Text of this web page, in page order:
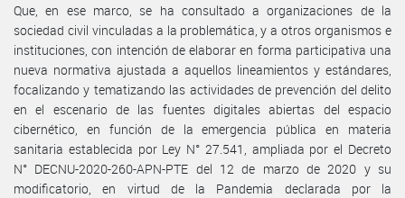
Que, en ese marco, se ha consultado a organizaciones de la
sociedad civil vinculadas a la problemática, y a otros organismos e
instituciones, con intención de elaborar en forma participativa una
nueva normativa ajustada a aquellos lineamientos y estándares,
focalizando y tematizando las actividades de prevención del delito
en el escenario de las fuentes digitales abiertas del espacio
cibernético, en función de la emergencia pública en materia
sanitaria establecida por Ley N° 27.541, ampliada por el Decreto
N° DECNU-2020-260-APN-PTE del 12 de marzo de 2020 y su
modificatorio, en virtud de la Pandemia declarada por la